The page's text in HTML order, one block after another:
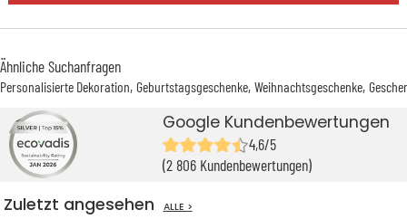
Ähnliche Suchanfragen
Personalisierte Dekoration Geburtstagsgeschenke Weihnachtsgeschenke
Google Kundenbewertungen
4,6/5
(2 806 Kundenbewertungen)
Zuletzt angesehen ALLE >